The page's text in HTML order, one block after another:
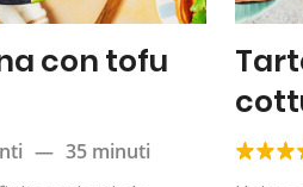
con tofu
— 35 minuti